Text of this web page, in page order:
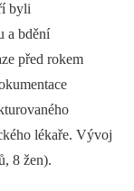
byli
a bdění
před rokem
lékaře. Vývoj
8 žen).